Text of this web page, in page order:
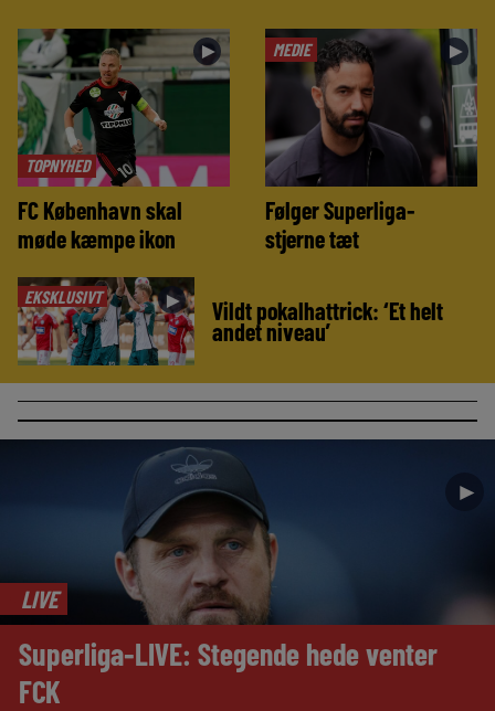
TOPNYHED
►
FC København skal
møde kæmpe ikon
MEDIE ►
Følger Superliga-
stjerne tæt
EKSKLUSIVT ► Vildt pokalhattrick: ‘Et helt
andet niveau’
►
LIVE
Superliga-LIVE: Stegende hede venter
FCK